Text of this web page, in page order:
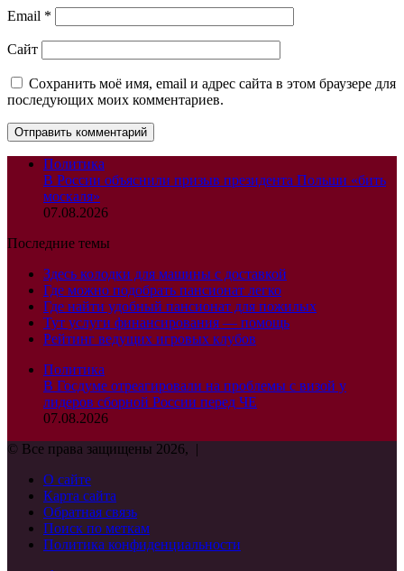
Email *
Сайт
Сохранить моё имя, email и адрес сайта в этом браузере для
последующих моих комментариев.
Политика
В России объяснили призыв президента Польши «бить
москаля»
07.08.2026
Последние темы
Здесь колодки для машины с доставкой
Где можно подобрать пансионат легко
Где найти удобный пансионат для пожилых
Тут услуги финансирования — помощь
Рейтинг ведущих игровых клубов
Политика
В Госдуме отреагировали на проблемы с визой у
лидеров сборной России перед ЧЕ
07.08.2026
© Все права защищены 2026, |
О сайте
Карта сайта
Обратная связь
Поиск по меткам
Политика конфиденциальности